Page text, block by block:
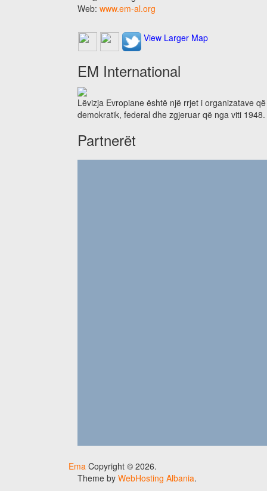
Web: www.em-al.org
View Larger Map
EM International
Lëvizja Evropiane është një rrjet i organizatave
demokratik, federal dhe zgjeruar që nga viti 1948.
Partnerët
Ema Copyright © 2026.
Theme by WebHosting Albania.